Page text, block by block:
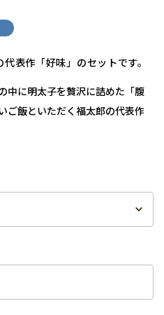
表作「好味」のセットです。
中に明太子を贅沢に詰めた「腹
ご飯といただく福太郎の代表作